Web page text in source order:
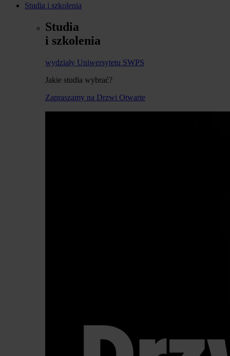
Studia i szkolenia
Studia
i szkolenia
wydziały Uniwersytetu SWPS
Jakie studia wybrać?
Zapraszamy na Drzwi Otwarte